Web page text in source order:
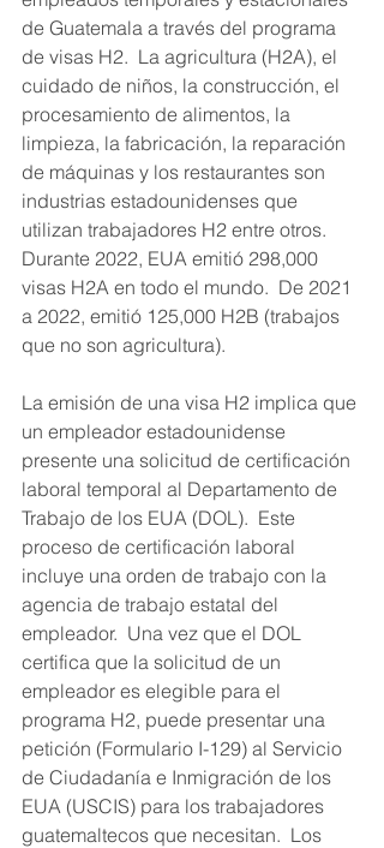
de Guatemala a través del programa
de visas H2.  La agricultura (H2A), el
cuidado de niños, la construcción, el
procesamiento de alimentos, la
limpieza, la fabricación, la reparación
de máquinas y los restaurantes son
industrias estadounidenses que
utilizan trabajadores H2 entre otros.
Durante 2022, EUA emitió 298,000
visas H2A en todo el mundo.  De 2021
a 2022, emitió 125,000 H2B (trabajos
que no son agricultura).
La emisión de una visa H2 implica que
un empleador estadounidense
presente una solicitud de certificación
laboral temporal al Departamento de
Trabajo de los EUA (DOL).  Este
proceso de certificación laboral
incluye una orden de trabajo con la
agencia de trabajo estatal del
empleador.  Una vez que el DOL
certifica que la solicitud de un
empleador es elegible para el
programa H2, puede presentar una
petición (Formulario I-129) al Servicio
de Ciudadanía e Inmigración de los
EUA (USCIS) para los trabajadores
guatemaltecos que necesitan.  Los